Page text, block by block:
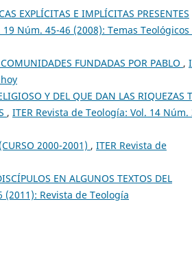
EXPLÍCITAS E IMPLÍCITAS PRESENTES
Núm. 45-46 (2008): Temas Teológicos
FUNDADAS POR PABLO ,
Y DEL QUE DAN LAS RIQUEZAS
, ITER Revista de Teología: Vol. 14 Núm.
2000-2001) , ITER Revista de
EN ALGUNOS TEXTOS DEL
(2011): Revista de Teología